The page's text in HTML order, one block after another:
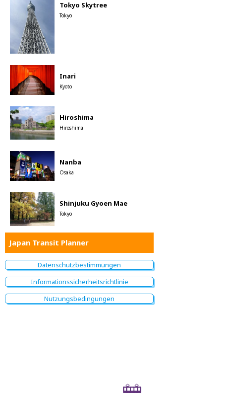
Tokyo Skytree
Tokyo
Inari
Kyoto
Hiroshima
Hiroshima
Nanba
Osaka
Shinjuku Gyoen Mae
Tokyo
Japan Transit Planner
Datenschutzbestimmungen
Informationssicherheitsrichtlinie
Nutzungsbedingungen